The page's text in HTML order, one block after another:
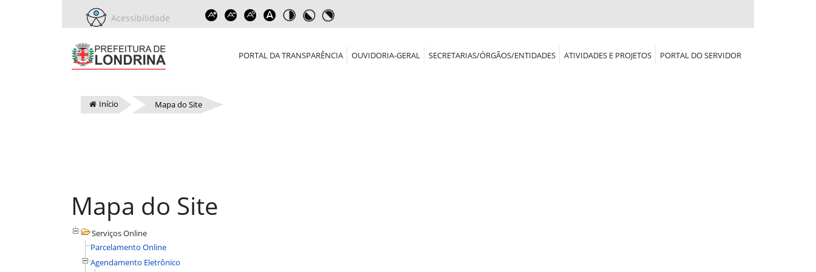
Acessibilidade
PORTAL DA TRANSPARÊNCIA OUVIDORIA-GERAL SECRETARIAS/ÓRGÃOS/ENTIDADES ATIVIDADES E PROJETOS PORTAL DO SERVIDOR
Início Mapa do Site
Mapa do Site
Serviços Online
Parcelamento Online
Agendamento Eletrônico